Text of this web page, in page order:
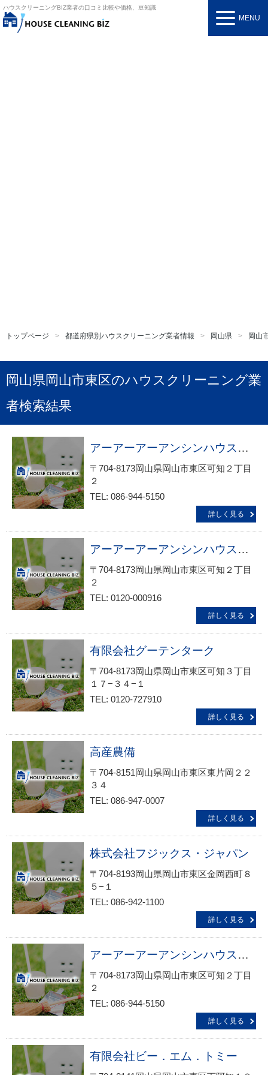
ハウスクリーニングBIZ業者の口コミ比較や価格、豆知識
MENU
トップページ 都道府県別ハウスクリーニング業者情報 岡山県 岡山
岡山県岡山市東区のハウスクリーニング業
者検索結果
アーアーアーアンシンハウスクリーニング・オフィス清掃サービス生活救急車ＪＢＲ出張エリア 岡山市・東区・西大寺駅前・瀬戸受付
〒704-8173岡山県岡山市東区可知２丁目
２
TEL: 086-944-5150
詳しく見る
アーアーアーアンシンハウスクリーニング・オフィス清掃サービス生活救急車ＪＢＲ出張エリア 岡山市・東区・西大寺・上道・瀬戸受付
〒704-8173岡山県岡山市東区可知２丁目
２
TEL: 0120-000916
詳しく見る
有限会社グーテンターク
〒704-8173岡山県岡山市東区可知３丁目
１７−３４−１
TEL: 0120-727910
詳しく見る
高産農備
〒704-8151岡山県岡山市東区東片岡２２
３４
TEL: 086-947-0007
詳しく見る
株式会社フジックス・ジャパン
〒704-8193岡山県岡山市東区金岡西町８
５−１
TEL: 086-942-1100
詳しく見る
アーアーアーアンシンハウスクリーニング・事業所清掃サービス生活救急車ＪＢＲ出張エリア 岡山市・東区・西大寺駅前・瀬戸受付
〒704-8173岡山県岡山市東区可知２丁目
２
TEL: 086-944-5150
詳しく見る
有限会社ビー．エム．トミー